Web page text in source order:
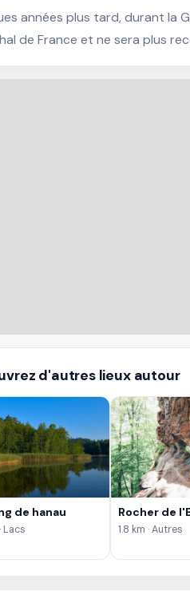
années plus tard, durant la
de France et ne sera plus
d'autres lieux autour
de hanau
Lacs
Rocher de
1.8 km · Autres